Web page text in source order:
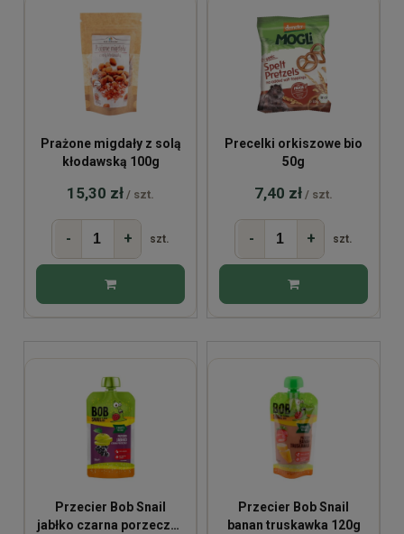
Prażone migdały z solą
kłodawską 100g
15,30 zł / szt.
- + szt.
Precelki orkiszowe bio
50g
7,40 zł / szt.
- + szt.
Przecier Bob Snail
jabłko czarna porzeczka
Przecier Bob Snail
banan truskawka 120g